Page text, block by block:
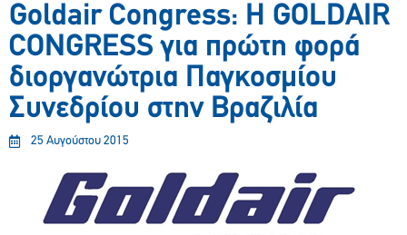
Goldair Congress: Η GOLDAIR
CONGRESS για πρώτη φορά
διοργανώτρια Παγκοσμίου
Συνεδρίου στην Βραζιλία
25 Αυγούστου 2015